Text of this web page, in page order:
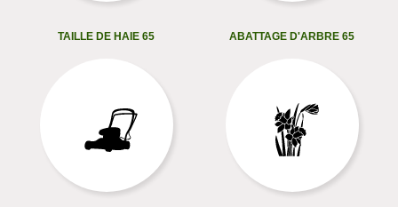
TAILLE DE HAIE 65 ABATTAGE D'ARBRE 65